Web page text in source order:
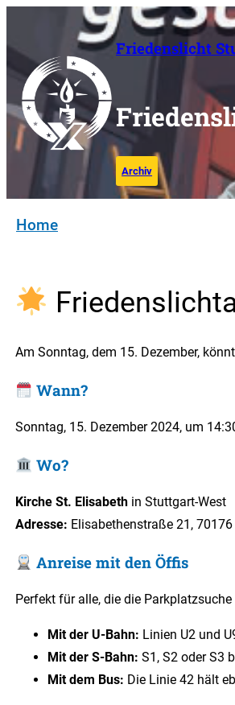
springen
Friedenslicht
Archiv
Home
Am Sonntag, dem 15. Dezember,
Wann?
Sonntag, 15. Dezember 2024, um
Wo?
Kirche St. Elisabethin Stuttgart-West
Adresse: Elisabethenstraße 21,
Anreise mit den Öffis
Perfekt für alle, die die
Mit der U-Bahn: Linien U2 und
Mit der S-Bahn: S1, S2 oder S3
Mit dem Bus: Die Linie 42 hält